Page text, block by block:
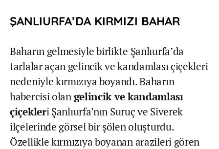
ŞANLIURFA’DA KIRMIZI BAHAR
Baharın gelmesiyle birlikte Şanlıurfa’da
tarlalar açan gelincik ve kandamlası çiçekleri
nedeniyle kırmızıya boyandı. Baharın
habercisi olangelincik ve kandamlası
çiçekleri Şanlıurfa’nın Suruç ve Siverek
ilçelerinde görsel bir şölen oluşturdu.
Özellikle kırmızıya boyanan arazileri gören